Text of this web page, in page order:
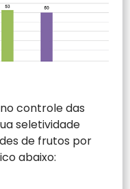
controle das
seletividade
de frutos por
abaixo: